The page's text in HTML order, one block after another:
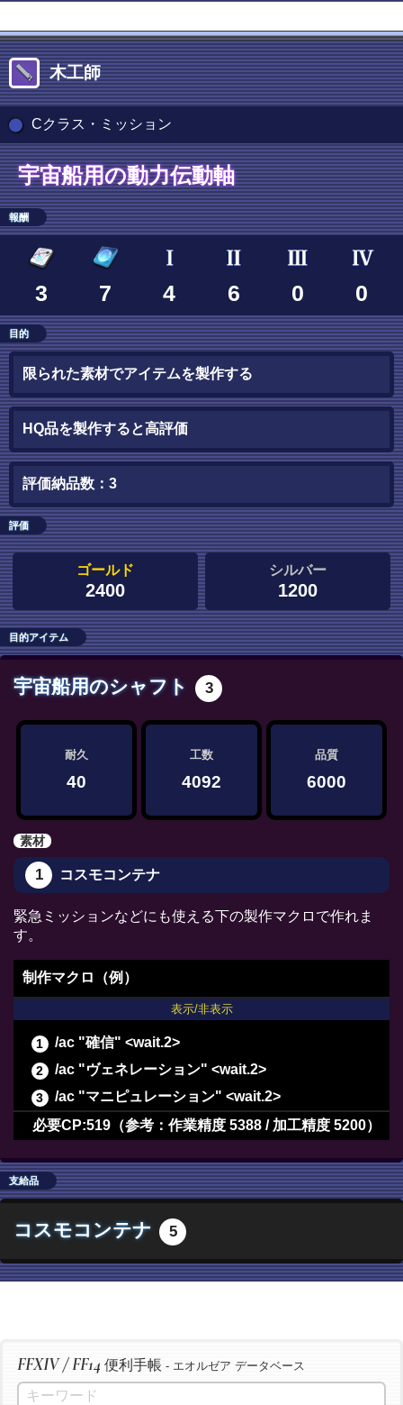
木工師
Cクラス・ミッション
宇宙船用の動力伝動軸
報酬
3 7 4 6 0 0
目的
限られた素材でアイテムを製作する
HQ品を製作すると高評価
評価納品数：3
評価
ゴールド
2400
シルバー
1200
目的アイテム
宇宙船用のシャフト 3
耐久
40
工数
4092
品質
6000
素材
1 コスモコンテナ
緊急ミッションなどにも使える下の製作マクロで作れま
す。
制作マクロ（例）
表示/非表示
/ac "確信" <wait.2>
/ac "ヴェネレーション" <wait.2>
/ac "マニピュレーション" <wait.2>
/ac "長期倹約" <wait.2>
/ac "下地作業" <wait.3>
/ac "イノベーション" <wait.2>
/ac "洗練加工" <wait.3>
/ac "加工" <wait.3>
/ac "洗練加工" <wait.3>
必要CP:519（参考：作業精度 5388 / 加工精度 5200）
支給品
コスモコンテナ 5
FFXIV / FF14 便利手帳 - エオルゼア データベース